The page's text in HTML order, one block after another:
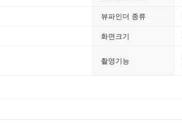
뷰파인더 종류
화면크기
촬영기능